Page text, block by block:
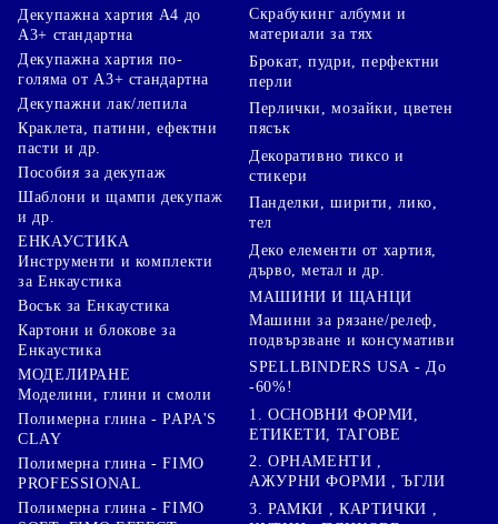
Декупажна хартия А4 до
А3+ стандартна
Декупажна хартия по-
голяма от А3+ стандартна
Декупажни лак/лепила
Краклета, патини, ефектни
пасти и др.
Пособия за декупаж
Шаблони и щампи декупаж
и др.
ЕНКАУСТИКА
Инструменти и комплекти
за Енкаустика
Восък за Енкаустика
Картони и блокове за
Енкаустика
МОДЕЛИРАНЕ
Моделини, глини и смоли
Полимерна глина - PAPA'S
CLAY
Полимерна глина - FIMO
PROFESSIONAL
Полимерна глина - FIMO
Скрабукинг албуми и
материали за тях
Брокат, пудри, перфектни
перли
Перлички, мозайки, цветен
пясък
Декоративно тиксо и
стикери
Панделки, ширити, лико,
тел
Деко елементи от хартия,
дърво, метал и др.
МАШИНИ И ЩАНЦИ
Машини за рязане/релеф,
подвързване и консумативи
SPELLBINDERS USA - До
-60%!
1. ОСНОВНИ ФОРМИ,
ЕТИКЕТИ, ТАГОВЕ
2. ОРНАМЕНТИ ,
АЖУРНИ ФОРМИ , ЪГЛИ
3. РАМКИ , КАРТИЧКИ ,